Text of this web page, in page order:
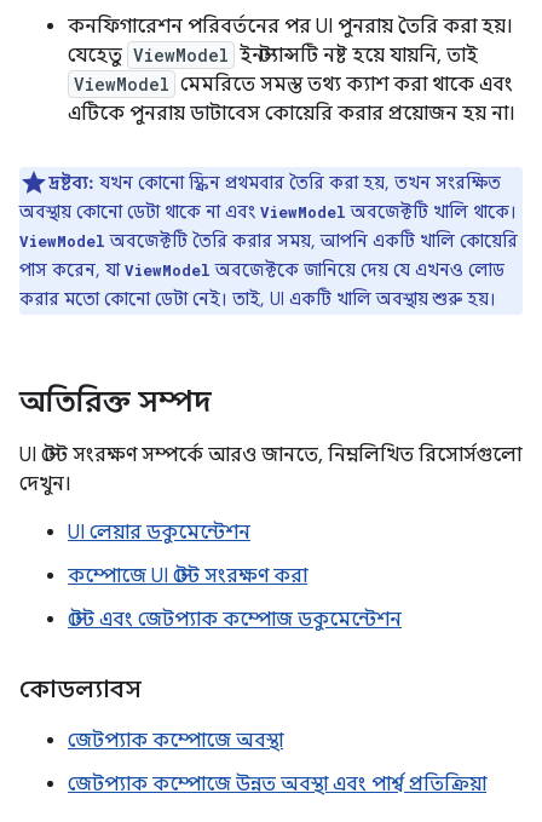
কনফিগারেশন পরিবর্তনের পর UI পুনরায় তৈরি করা হয়।
যেহেতু ViewModel ইনস্ট্যান্সটি নষ্ট হয়ে যায়নি, তাই
ViewModel মেমরিতে সমস্ত তথ্য ক্যাশ করা থাকে এবং
এটিকে পুনরায় ডাটাবেস কোয়েরি করার প্রয়োজন হয় না।
দ্রষ্টব্য: যখন কোনো স্ক্রিন প্রথমবার তৈরি করা হয়, তখন সংরক্ষিত
অবস্থায় কোনো ডেটা থাকে না এবং ViewModel অবজেক্টটি খালি থাকে।
ViewModel অবজেক্টটি তৈরি করার সময়, আপনি একটি খালি কোয়েরি
পাস করেন, যাViewModel অবজেক্টকে জানিয়ে দেয় যে এখনও লোড
করার মতো কোনো ডেটা নেই। তাই, UI একটি খালি অবস্থায় শুরু হয়।
অতিরিক্ত সম্পদ
UI স্টেট সংরক্ষণ সম্পর্কে আরও জানতে, নিম্নলিখিত রিসোর্সগুলো
দেখুন।
UI লেয়ার ডকুমেন্টেশন
কম্পোজে UI স্টেট সংরক্ষণ করা
স্টেট এবং জেটপ্যাক কম্পোজ ডকুমেন্টেশন
কোডল্যাবস
জেটপ্যাক কম্পোজে অবস্থা
জেটপ্যাক কম্পোজে উন্নত অবস্থা এবং পার্শ্ব প্রতিক্রিয়া